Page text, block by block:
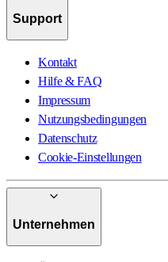
Support
Kontakt
Hilfe & FAQ
Impressum
Nutzungsbedingungen
Datenschutz
Cookie-Einstellungen
Unternehmen